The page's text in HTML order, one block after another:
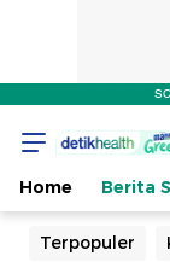
Home Berita
Terpopuler